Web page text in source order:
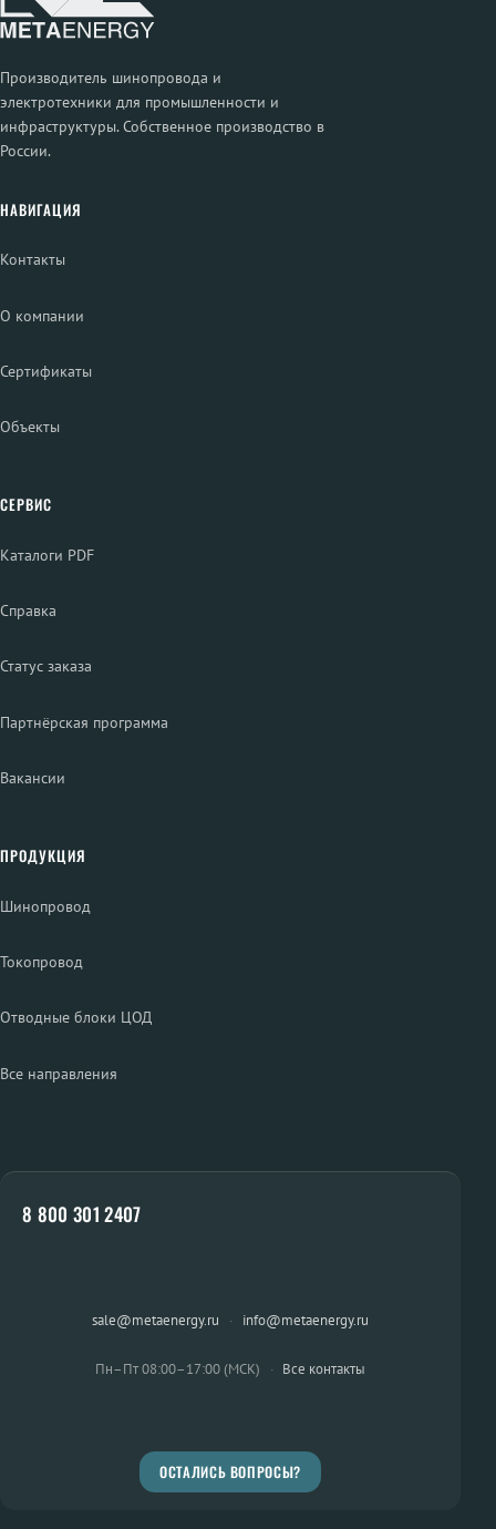
Производитель шинопровода и
электротехники для промышленности и
инфраструктуры. Собственное производство в
России.
НАВИГАЦИЯ
Контакты
О компании
Сертификаты
Объекты
СЕРВИС
Каталоги PDF
Справка
Статус заказа
Партнёрская программа
Вакансии
ПРОДУКЦИЯ
Шинопровод
Токопровод
Отводные блоки ЦОД
Все направления
8 800 301 2407
sale@metaenergy.ru · info@metaenergy.ru
Пн–Пт 08:00–17:00 (МСК) · Все контакты
ОСТАЛИСЬ ВОПРОСЫ?